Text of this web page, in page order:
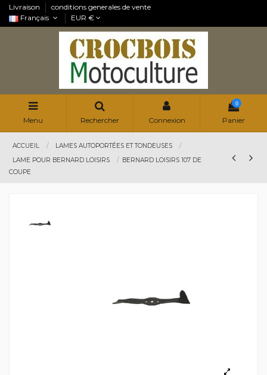
Livraison
conditions generales de vente
Français
EUR €
Menu Rechercher Connexion
0
Panier
ACCUEIL
LAMES AUTOPORTÉES ET TONDEUSES
LAME POUR BERNARD LOISIRS
BERNARD LOISIRS 107 DE
COUPE